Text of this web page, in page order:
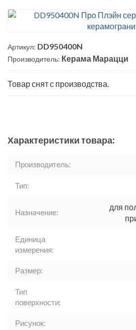
Артикул: DD950400N
Производитель: Керама Марацци
Товар снят с производства.
Характеристики товара:
Производитель:
Тип:
Назначение:
для
Единица
измерения:
Размер:
Тип
поверхности:
Рисунок: